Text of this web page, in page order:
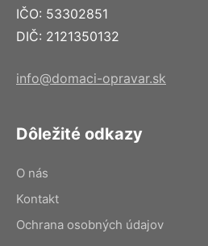
IČO: 53302851
DIČ: 2121350132
info@domaci-opravar.sk
Dôležité odkazy
O nás
Kontakt
Ochrana osobných údajov